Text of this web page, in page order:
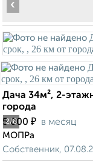
2/8
‹
Дача 34м², 2-
города
5 000 ₽ в месяц
МОПРа
Собственник,